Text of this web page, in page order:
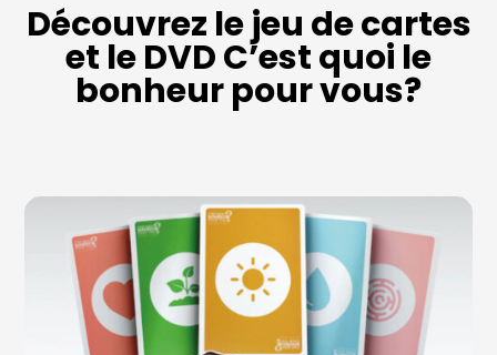
Découvrez le jeu de cartes
et le DVD C’est quoi le
bonheur pour vous?